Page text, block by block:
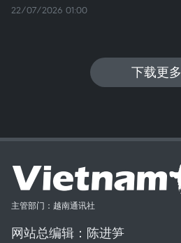
22/07/2026 01:00
下载更多
主管部门：越南通讯社
网站总编辑：陈进笋